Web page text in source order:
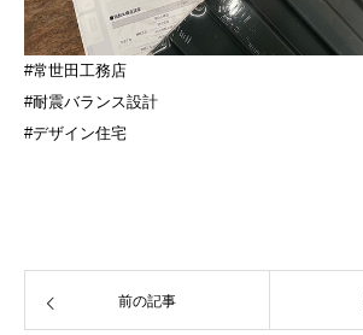
#常世田工務店
#耐震バランス設計
#デザイン住宅
前の記事